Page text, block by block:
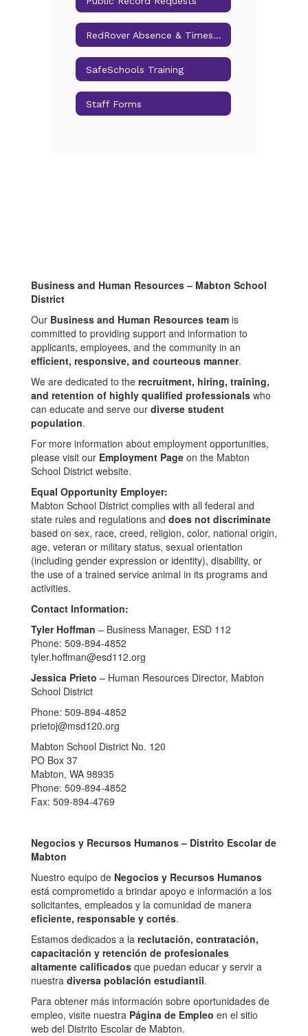
RedRover Absence & Timesheet
SafeSchools Training
Staff Forms
Business and Human Resources – Mabton School
District
Our Business and Human Resources team is
committed to providing support and information to
applicants, employees, and the community in an
efficient, responsive, and courteous manner.
We are dedicated to the recruitment, hiring, training,
and retention of highly qualified professionals who
can educate and serve our diverse student
population.
For more information about employment opportunities,
please visit our Employment Page on the Mabton
School District website.
Equal Opportunity Employer:
Mabton School District complies with all federal and
state rules and regulations and does not discriminate
based on sex, race, creed, religion, color, national origin,
age, veteran or military status, sexual orientation
(including gender expression or identity), disability, or
the use of a trained service animal in its programs and
activities.
Contact Information:
Tyler Hoffman – Business Manager, ESD 112
Phone: 509-894-4852
tyler.hoffman@esd112.org
Jessica Prieto – Human Resources Director, Mabton
School District
Phone: 509-894-4852
prietoj@msd120.org
Mabton School District No. 120
PO Box 37
Mabton, WA 98935
Phone: 509-894-4852
Fax: 509-894-4769
Negocios y Recursos Humanos – Distrito Escolar de
Mabton
Nuestro equipo de Negocios y Recursos Humanos
está comprometido a brindar apoyo e información a los
solicitantes, empleados y la comunidad de manera
eficiente, responsable y cortés.
Estamos dedicados a la reclutación, contratación,
capacitación y retención de profesionales
altamente calificados que puedan educar y servir a
nuestra diversa población estudiantil.
Para obtener más información sobre oportunidades de
empleo, visite nuestra Página de Empleo en el sitio
web del Distrito Escolar de Mabton.